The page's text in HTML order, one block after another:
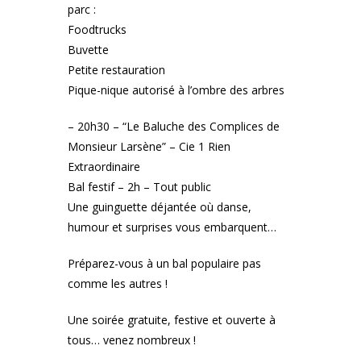
parc :
Foodtrucks
Buvette
Petite restauration
Pique-nique autorisé à l’ombre des arbres
– 20h30 – “Le Baluche des Complices de
Monsieur Larsène” – Cie 1 Rien
Extraordinaire
Bal festif – 2h – Tout public
Une guinguette déjantée où danse,
humour et surprises vous embarquent…
Préparez-vous à un bal populaire pas
comme les autres !
Une soirée gratuite, festive et ouverte à
tous… venez nombreux !